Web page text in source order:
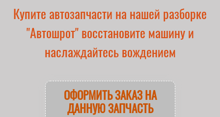
Купите автозапчасти на нашей разборке
"Автошрот" восстановите машину и
наслаждайтесь вождением
ОФОРМИТЬ ЗАКАЗ НА
ДАННУЮ ЗАПЧАСТЬ